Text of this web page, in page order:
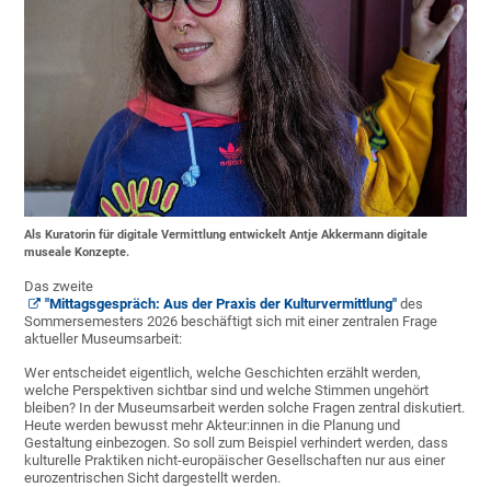
Als Kuratorin für digitale Vermittlung entwickelt Antje Akkermann digitale
museale Konzepte.
Das zweite
"Mittagsgespräch: Aus der Praxis der Kulturvermittlung" des
Sommersemesters 2026 beschäftigt sich mit einer zentralen Frage
aktueller Museumsarbeit:
Wer entscheidet eigentlich, welche Geschichten erzählt werden,
welche Perspektiven sichtbar sind und welche Stimmen ungehört
bleiben? In der Museumsarbeit werden solche Fragen zentral diskutiert.
Heute werden bewusst mehr Akteur:innen in die Planung und
Gestaltung einbezogen. So soll zum Beispiel verhindert werden, dass
kulturelle Praktiken nicht-europäischer Gesellschaften nur aus einer
eurozentrischen Sicht dargestellt werden.